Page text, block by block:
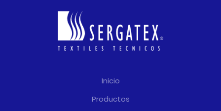
Inicio
Productos